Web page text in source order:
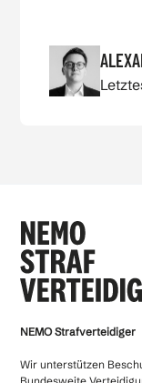
NEMO Strafverteidiger
Wir unterstützen